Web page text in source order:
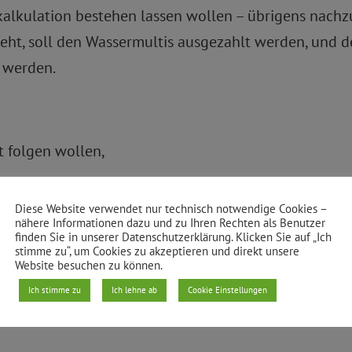
bestehen lassen wollen – übrigens
soll den Wassermultis ausgezahlt werden, und
folgen wollen,
der BWB für zwingend erforderlich
dass der Anteil, den das Land bekommt, auch
Diese Website verwendet nur technisch notwendige Cookies –
nähere Informationen dazu und zu Ihren Rechten als Benutzer
finden Sie in unserer Datenschutzerklärung. Klicken Sie auf „Ich
stimme zu“, um Cookies zu akzeptieren und direkt unsere
Website besuchen zu können.
Ich stimme zu Ich lehne ab Cookie Einstellungen